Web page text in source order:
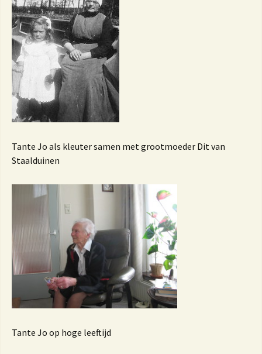
Tante Jo als kleuter samen met grootmoeder Dit van
Staalduinen
Tante Jo op hoge leeftijd